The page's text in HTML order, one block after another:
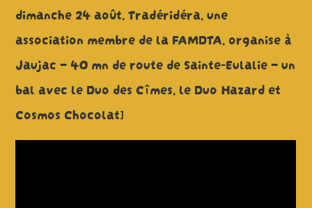
dimanche 24 août, Tradéridéra, une
association membre de la FAMDTA, organise à
Jaujac – 40 mn de route de Sainte-Eulalie – un
bal avec le Duo des Cîmes, le Duo Hazard et
Cosmos Chocolat]